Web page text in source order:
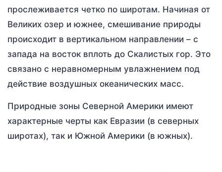
прослеживается четко по широтам. Начиная от
Великих озер и южнее, смешивание природы
происходит в вертикальном направлении – с
запада на восток вплоть до Скалистых гор. Это
связано с неравномерным увлажнением под
действие воздушных океанических масс.
Природные зоны Северной Америки имеют
характерные черты как Евразии (в северных
широтах), так и Южной Америки (в южных).